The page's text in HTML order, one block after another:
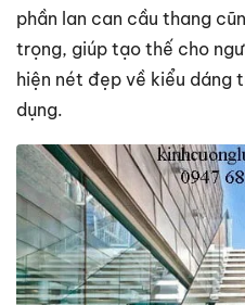
phần lan can cầu thang
trọng, giúp tạo thế cho
hiện nét đẹp về kiểu dáng
dụng.